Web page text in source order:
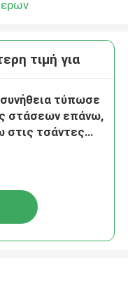
τιμή για
τύπωσε
στάσεων επάνω,
στις τσάντες